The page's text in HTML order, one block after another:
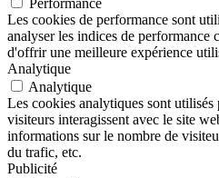
Performance
Les cookies de performance sont
analyser les indices de performance
d'offrir une meilleure expérience
Analytique
Analytique
Les cookies analytiques sont
visiteurs interagissent avec le site
informations sur le nombre de
du trafic, etc.
Publicité